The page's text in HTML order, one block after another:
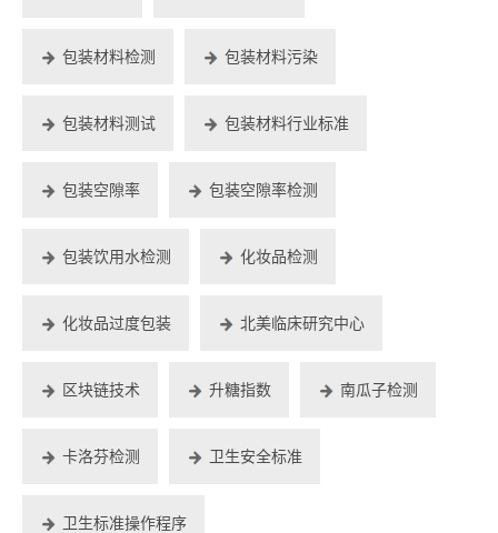
包装材料检测 包装材料污染
包装材料测试 包装材料行业标准
包装空隙率 包装空隙率检测
包装饮用水检测 化妆品检测
化妆品过度包装 北美临床研究中心
区块链技术 升糖指数 南瓜子检测
卡洛芬检测 卫生安全标准
卫生标准操作程序